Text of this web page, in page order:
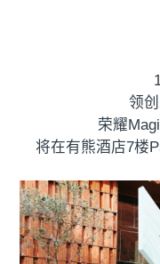
领创
荣耀
将在有熊酒店7楼